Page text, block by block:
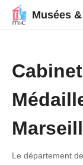
Musées
Le département